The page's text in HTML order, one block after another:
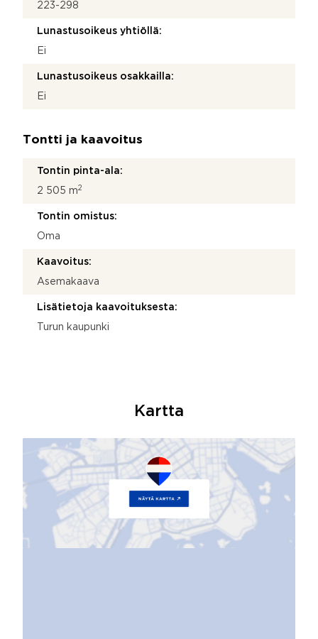
223-298
Lunastusoikeus yhtiöllä:
Ei
Lunastusoikeus osakkailla:
Ei
Tontti ja kaavoitus
Tontin pinta-ala:
2 505 m2
Tontin omistus:
Oma
Kaavoitus:
Asemakaava
Lisätietoja kaavoituksesta:
Turun kaupunki
Kartta